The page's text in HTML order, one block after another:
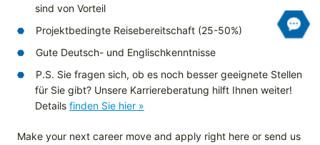
sind von Vorteil
Projektbedingte Reisebereitschaft (25-50%)
Gute Deutsch- und Englischkenntnisse
P.S. Sie fragen sich, ob es noch besser geeignete Stellen
für Sie gibt? Unsere Karriereberatung hilft Ihnen weiter!
Details finden Sie hier »
Make your next career move and apply right here or send us